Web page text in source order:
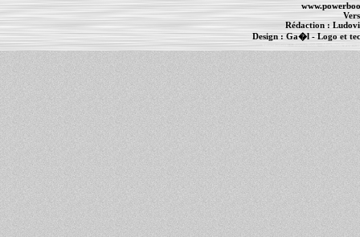
Rédaction :
Design :Ga�l- Logo et
Informations :